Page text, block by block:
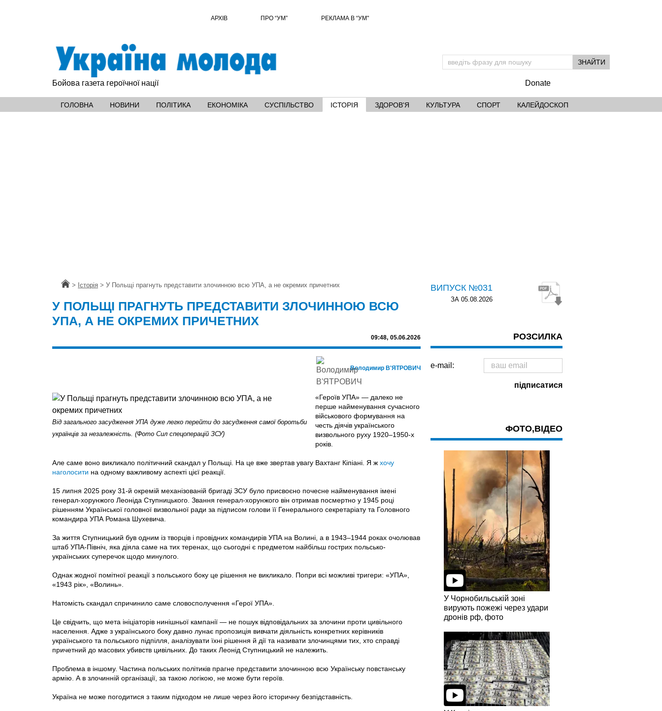
АРХІВ ПРО “УМ” РЕКЛАМА В “УМ"
Бойова газета героїчної нації Donate
ГОЛОВНА НОВИНИ ПОЛІТИКА ЕКОНОМІКА СУСПІЛЬСТВО ІСТОРІЯ ЗДОРОВ'Я КУЛЬТУРА СПОРТ КАЛЕЙДОСКОП
Головна
> Історія > У Польщі прагнуть представити злочинною всю УПА, а не окремих причетних
У ПОЛЬЩІ ПРАГНУТЬ ПРЕДСТАВИТИ ЗЛОЧИННОЮ ВСЮ
УПА, А НЕ ОКРЕМИХ ПРИЧЕТНИХ
09:48, 05.06.2026
Володимир В'ЯТРОВИЧ
Від загального засудження УПА дуже легко перейти до засудження самої боротьби
українців за незалежність. (Фото Сил спецоперацій ЗСУ)
«Героїв УПА» — далеко не
перше найменування сучасного
військового формування на
честь діячів українського
визвольного руху 1920–1950-х
років.
Але саме воно викликало політичний скандал у Польщі. На це вже звертав увагу Вахтанг Кіпіані. Я ж хочу
наголосити на одному важливому аспекті цієї реакції.
15 липня 2025 року 31-й окремій механізованій бригаді ЗСУ було присвоєно почесне найменування імені
генерал-хорунжого Леоніда Ступницького. Звання генерал-хорунжого він отримав посмертно у 1945 році
рішенням Української головної визвольної ради за підписом голови її Генерального секретаріату та Головного
командира УПА Романа Шухевича.
За життя Ступницький був одним із творців і провідних командирів УПА на Волині, а в 1943–1944 роках очолював
штаб УПА-Північ, яка діяла саме на тих теренах, що сьогодні є предметом найбільш гострих польсько-
українських суперечок щодо минулого.
Однак жодної помітної реакції з польського боку це рішення не викликало. Попри всі можливі тригери: «УПА»,
«1943 рік», «Волинь».
Натомість скандал спричинило саме словосполучення «Герої УПА».
Це свідчить, що мета ініціаторів нинішньої кампанії — не пошук відповідальних за злочини проти цивільного
населення. Адже з українського боку давно лунає пропозиція вивчати діяльність конкретних керівників
українського та польського підпілля, аналізувати їхні рішення й дії та називати злочинцями тих, хто справді
причетний до масових убивств цивільних. До таких Леонід Ступницький не належить.
Проблема в іншому. Частина польських політиків прагне представити злочинною всю Українську повстанську
армію. А в злочинній організації, за такою логікою, не може бути героїв.
Україна не може погодитися з таким підходом не лише через його історичну безпідставність.
ВИПУСК №031
ЗА 05.08.2026
РОЗСИЛКА
e-mail:
ФОТО,ВІДЕО
У Чорнобильській зоні
вирують пожежі через удари
дронів рф, фото